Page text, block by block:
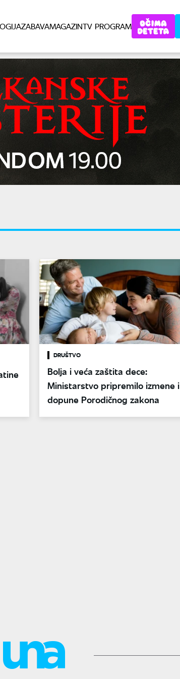
ZABAVAMAGAZINTV PROGRAM
DRUŠTVO
Bolja i veća zaštita dece:
Ministarstvo pripremilo izmene i
dopune Porodičnog zakona